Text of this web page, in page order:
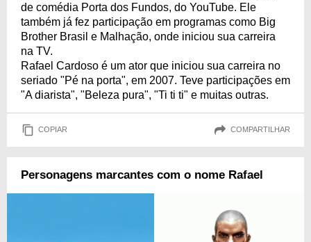
de comédia Porta dos Fundos, do YouTube. Ele
também já fez participação em programas como Big
Brother Brasil e Malhação, onde iniciou sua carreira
na TV.
Rafael Cardoso é um ator que iniciou sua carreira no
seriado "Pé na porta", em 2007. Teve participações em
"A diarista", "Beleza pura", "Ti ti ti" e muitas outras.
COPIAR COMPARTILHAR
Personagens marcantes com o nome Rafael